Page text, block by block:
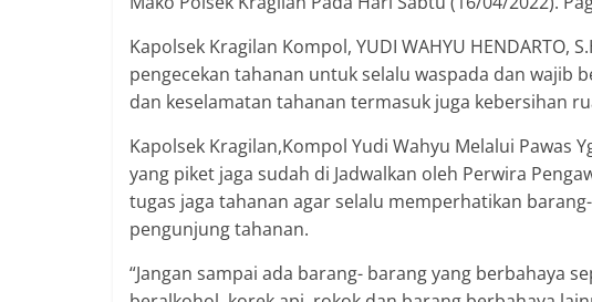
Kapolsek Kragilan Kompol, YUDI WAHYU HENDARTO,
pengecekan tahanan untuk selalu waspada dan wajib
dan keselamatan tahanan termasuk juga kebersihan
Kapolsek Kragilan,Kompol Yudi Wahyu Melalui Pawas
yang piket jaga sudah di Jadwalkan oleh Perwira
tugas jaga tahanan agar selalu memperhatikan
pengunjung tahanan.
“Jangan sampai ada barang- barang yang berbahaya